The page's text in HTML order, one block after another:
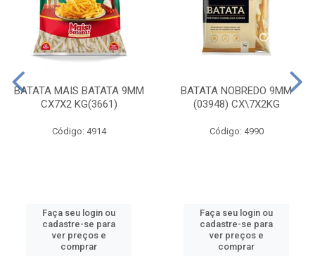
BATATA MAIS BATATA 9MM
CX7X2 KG(3661)
Código: 4914
Faça seu login ou
cadastre-se para
ver preços e
comprar
BATATA NOBREDO 9MM
(03948) CX\7X2KG
Código: 4990
Faça seu login ou
cadastre-se para
ver preços e
comprar